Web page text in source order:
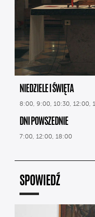
NIEDZIELE I ŚWIĘTA
8:00, 9:00, 10:30, 12:00,
DNI POWSZEDNIE
7:00, 12:00, 18:00
SPOWIEDŹ